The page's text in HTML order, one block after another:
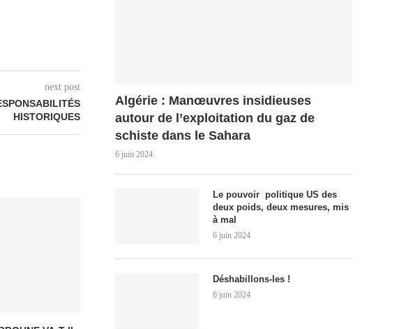
next post
HISTORIQUES
Algérie : Manœuvres insidieuses
autour de l’exploitation du gaz de
schiste dans le Sahara
6 juin 2024
Le pouvoir politique US des
deux poids, deux mesures, mis
à mal
6 juin 2024
Déshabillons-les !
6 juin 2024